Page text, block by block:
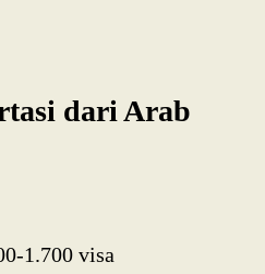
dari Arab
1.700 visa